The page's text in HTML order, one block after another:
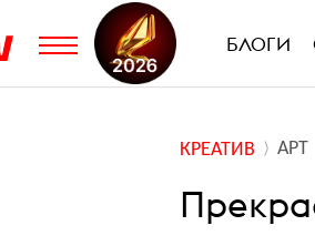
БЛОГИ
КРЕАТИВ АРТ